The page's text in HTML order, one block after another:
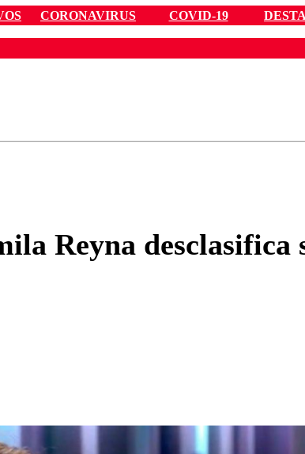
CORONAVIRUS COVID-19
Reyna desclasifica